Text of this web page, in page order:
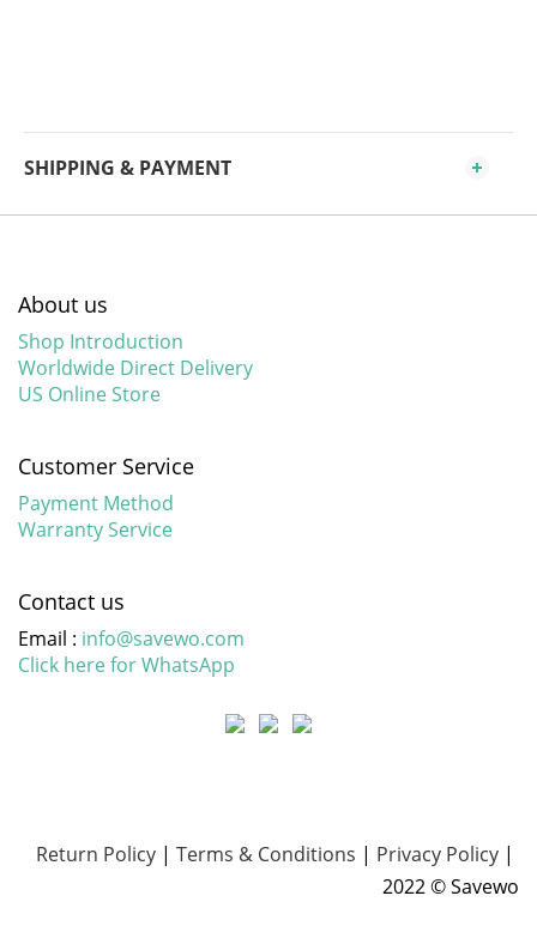
SHIPPING & PAYMENT
About us
Shop Introduction
Worldwide Direct Delivery
US Online Store
Customer Service
Payment Method
Warranty Service
Contact us
Email : info@savewo.com
Click here for WhatsApp
Return Policy | Terms & Conditions | Privacy Policy |
2022 © Savewo